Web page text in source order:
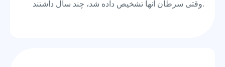
وقتی سرطان آنها تشخیص داده شد، چند سال داشتند.